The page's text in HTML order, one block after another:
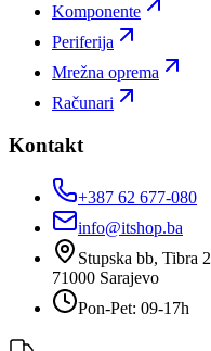
Komponente
Periferija
Mrežna oprema
Računari
Kontakt
+387 62 677-080
info@itshop.ba
Stupska bb, Tibra 2
71000 Sarajevo
Pon-Pet: 09-17h